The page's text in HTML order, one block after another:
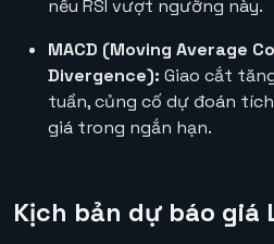
nếu RSI vượt ngưỡng này.
MACD (Moving Average
Divergence): Giao cắt
tuần, củng cố dự đoán
giá trong ngắn hạn.
Kịch bản dự báo giá